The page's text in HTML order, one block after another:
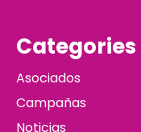
Categories
Asociados
Campañas
Noticias